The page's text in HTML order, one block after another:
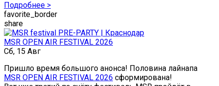
Подробнее >
favorite_border
share
MSR OPEN AIR FESTIVAL 2026
Сб, 15 Авг
Пришло время большого анонса! Половина лайнапа
MSR OPEN AIR FESTIVAL 2026 сформирована!